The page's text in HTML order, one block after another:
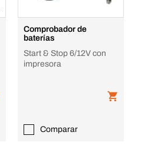
Comprobador de
baterías
Start & Stop 6/12V con
impresora
Comparar